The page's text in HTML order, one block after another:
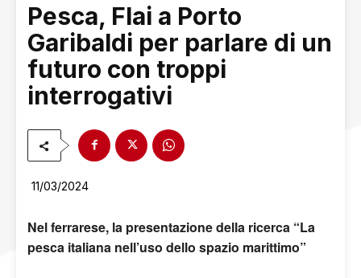
Pesca, Flai a Porto
Garibaldi per parlare di un
futuro con troppi
interrogativi
11/03/2024
Nel ferrarese, la presentazione della ricerca “La
pesca italiana nell’uso dello spazio marittimo”